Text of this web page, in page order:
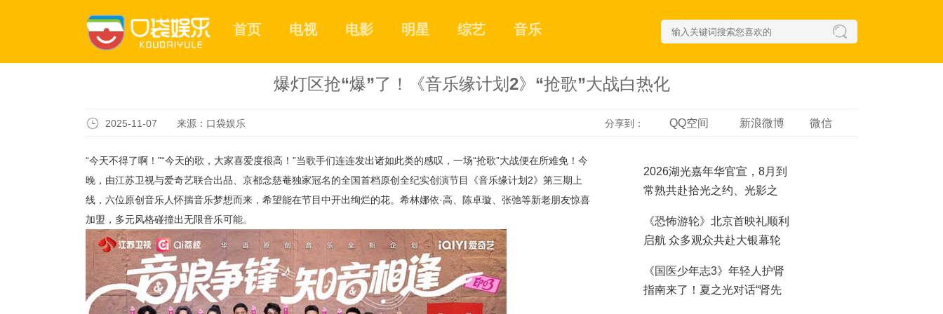
首页 电视 电影 明星 综艺 音乐
爆灯区抢“爆”了！《音乐缘计划2》“抢歌”大战白热化
2025-11-07 来源：口袋娱乐 微信
新浪微博
QQ空间
分享到：
“今天不得了啊！”“今天的歌，大家喜爱度很高！”当歌手们连连发出诸如此类的感叹，一场“抢歌”大战便在所难免！今
晚，由江苏卫视与爱奇艺联合出品、京都念慈菴独家冠名的全国首档原创全纪实创演节目《音乐缘计划 2》第三期上
线，六位原创音乐人怀揣音乐梦想而来，希望能在节目中开出绚烂的花。希林娜依·高、陈卓璇、张弛等新老朋友惊喜
加盟，多元风格碰撞出无限音乐可能。
2026湖光嘉年华官宣，8月到
常熟共赴拾光之约、光影之
《恐怖游轮》北京首映礼顺利
启航 众多观众共赴大银幕轮
《国医少年志3》年轻人护肾
指南来了！夏之光对话“肾先